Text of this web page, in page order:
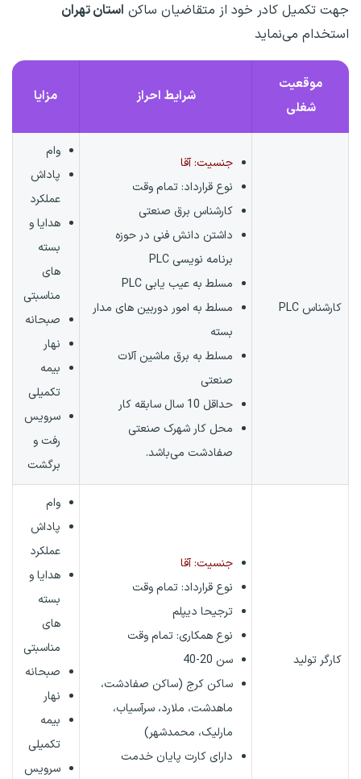
جهت تکمیل کادر خود از متقاضیان ساکن استان تهران
استخدام می‌نماید
موقعیت
شغلی
شرایط احراز مزایا
کارشناس PLC
جنسیت: آقا
نوع قرارداد: تمام وقت
کارشناس برق صنعتی
داشتن دانش فنی در حوزه
برنامه نویسی PLC
مسلط به عیب یابی PLC
مسلط به امور دوربین های مدار
بسته
مسلط به برق ماشین آلات
صنعتی
حداقل 10 سال سابقه کار
محل کار شهرک صنعتی
صفادشت می‌باشد.
وام
پاداش
عملکرد
هدایا و
بسته
های
مناسبتی
صبحانه
نهار
بیمه
تکمیلی
سرویس
رفت و
برگشت
کارگر تولید
جنسیت: آقا
نوع قرارداد: تمام وقت
ترجیحا دیپلم
نوع همکاری: تمام وقت
سن 20-40
ساکن کرج (ساکن صفادشت،
ماهدشت، ملارد، سرآسیاب،
مارلیک، محمدشهر)
دارای کارت پایان خدمت
وام
پاداش
عملکرد
هدایا و
بسته
های
مناسبتی
صبحانه
نهار
بیمه
تکمیلی
سرویس